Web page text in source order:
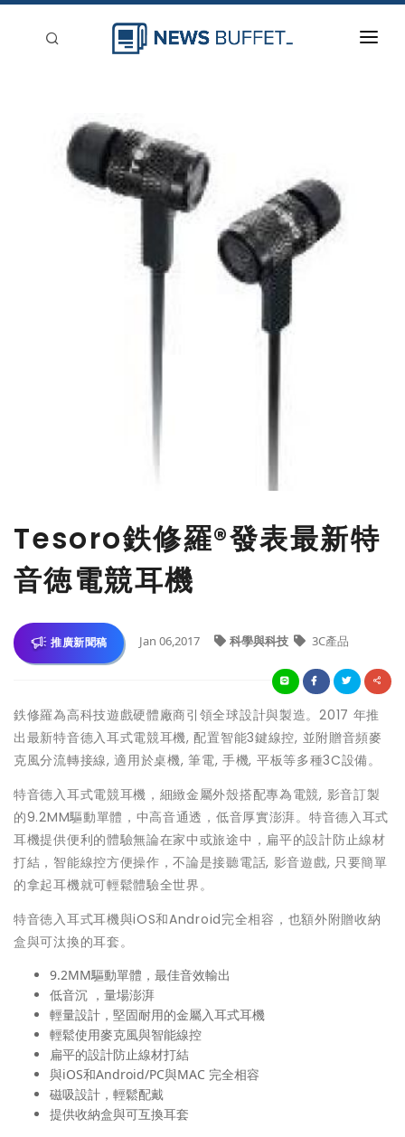
新聞稿分類
Tesoro鉄修羅®發表最新特
音徳電競耳機
推廣新聞稿 Jan 06,2017 科學與科技 3C產品
鉄修羅為高科技遊戲硬體廠商引領全球設計與製造。2017 年推
出最新特音德入耳式電競耳機, 配置智能3鍵線控, 並附贈音頻麥
克風分流轉接線, 適用於桌機, 筆電, 手機, 平板等多種3C設備。
特音德入耳式電競耳機，細緻金屬外殼搭配專為電競, 影音訂製
的9.2MM驅動單體，中高音通透，低音厚實澎湃。特音德入耳式
耳機提供便利的體驗無論在家中或旅途中，扁平的設計防止線材
打結，智能線控方便操作，不論是接聽電話, 影音遊戲, 只要簡單
的拿起耳機就可輕鬆體驗全世界。
特音徳入耳式耳機與iOS和Android完全相容，也額外附贈收納
盒與可汰換的耳套。
9.2MM驅動單體，最佳音效輸出
低音沉 ，量場澎湃
輕量設計，堅固耐用的金屬入耳式耳機
輕鬆使用麥克風與智能線控
扁平的設計防止線材打結
與iOS和Android/PC與MAC 完全相容
磁吸設計，輕鬆配戴
提供收納盒與可互換耳套